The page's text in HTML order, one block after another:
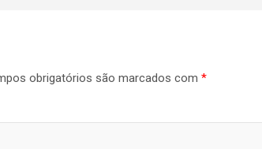
obrigatórios são marcados com *